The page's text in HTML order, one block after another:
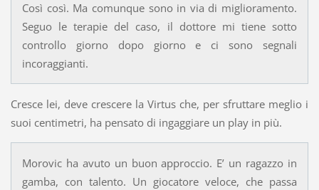
Così così. Ma comunque sono in via di miglioramento.
Seguo le terapie del caso, il dottore mi tiene sotto
controllo giorno dopo giorno e ci sono segnali
incoraggianti.
Cresce lei, deve crescere la Virtus che, per sfruttare meglio i
suoi centimetri, ha pensato di ingaggiare un play in più.
Morovic ha avuto un buon approccio. E’ un ragazzo in
gamba, con talento. Un giocatore veloce, che passa